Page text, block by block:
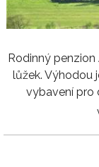
Rodinný
lůžek. Výhodou
vybavení pro